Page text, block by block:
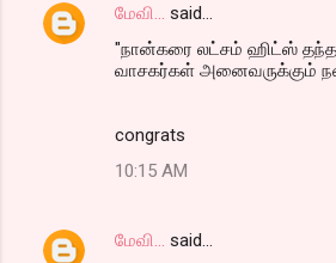
மேவி...
said…
"நான்கரை லட்சம் ஹிட்ஸ் தந்த
வாசகர்கள் அனைவருக்கும்
congrats
10:15 AM
மேவி...
said…